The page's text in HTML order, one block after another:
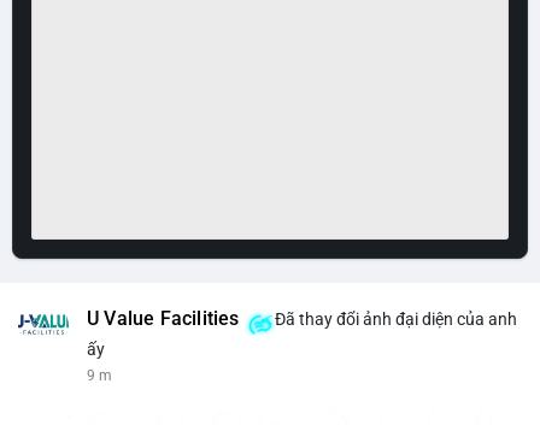
U Value Facilities
Đã thay đổi ảnh đại diện của anh
ấy
9 m